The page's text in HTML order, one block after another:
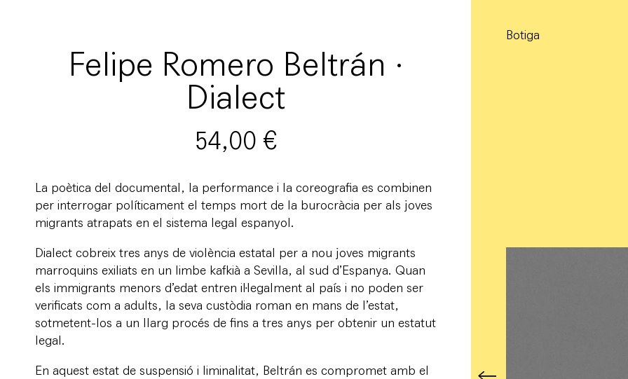
Felipe Romero Beltrán ·
Dialect
54,00 €
La poètica del documental, la performance i la coreografia es combinen
per interrogar políticament el temps mort de la burocràcia per als joves
migrants atrapats en el sistema legal espanyol.
Dialect cobreix tres anys de violència estatal per a nou joves migrants
marroquins exiliats en un limbe kafkià a Sevilla, al sud d’Espanya. Quan
els immigrants menors d’edat entren il·legalment al país i no poden ser
verificats com a adults, la seva custòdia roman en mans de l’estat,
sotmetent-los a un llarg procés de fins a tres anys per obtenir un estatut
legal.
En aquest estat de suspensió i liminalitat, Beltrán es compromet amb el
Botiga